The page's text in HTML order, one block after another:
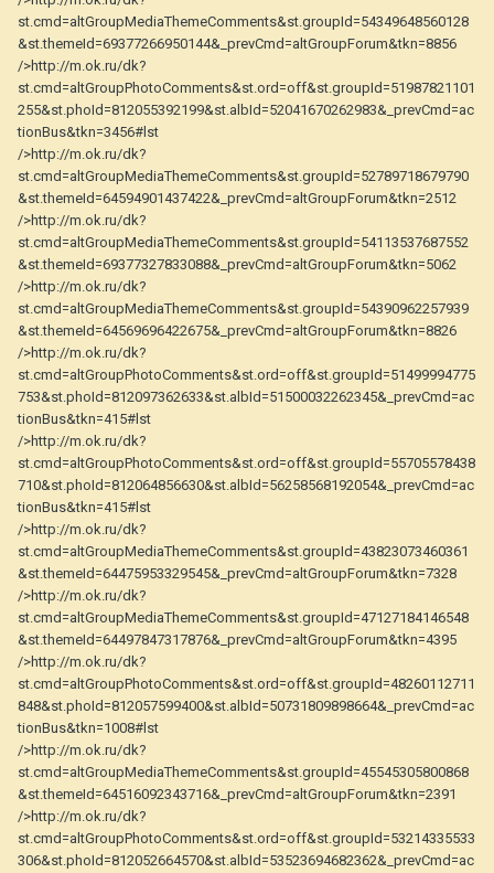
st.cmd=altGroupMediaThemeComments&st.groupId=54349648560128
&st.themeId=69377266950144&_prevCmd=altGroupForum&tkn=8856
/>http://m.ok.ru/dk?
st.cmd=altGroupPhotoComments&st.ord=off&st.groupId=51987821101
255&st.phoId=812055392199&st.albId=52041670262983&_prevCmd=ac
tionBus&tkn=3456#lst
/>http://m.ok.ru/dk?
st.cmd=altGroupMediaThemeComments&st.groupId=52789718679790
&st.themeId=64594901437422&_prevCmd=altGroupForum&tkn=2512
/>http://m.ok.ru/dk?
st.cmd=altGroupMediaThemeComments&st.groupId=54113537687552
&st.themeId=69377327833088&_prevCmd=altGroupForum&tkn=5062
/>http://m.ok.ru/dk?
st.cmd=altGroupMediaThemeComments&st.groupId=54390962257939
&st.themeId=64569696422675&_prevCmd=altGroupForum&tkn=8826
/>http://m.ok.ru/dk?
st.cmd=altGroupPhotoComments&st.ord=off&st.groupId=51499994775
753&st.phoId=812097362633&st.albId=51500032262345&_prevCmd=ac
tionBus&tkn=415#lst
/>http://m.ok.ru/dk?
st.cmd=altGroupPhotoComments&st.ord=off&st.groupId=55705578438
710&st.phoId=812064856630&st.albId=56258568192054&_prevCmd=ac
tionBus&tkn=415#lst
/>http://m.ok.ru/dk?
st.cmd=altGroupMediaThemeComments&st.groupId=43823073460361
&st.themeId=64475953329545&_prevCmd=altGroupForum&tkn=7328
/>http://m.ok.ru/dk?
st.cmd=altGroupMediaThemeComments&st.groupId=47127184146548
&st.themeId=64497847317876&_prevCmd=altGroupForum&tkn=4395
/>http://m.ok.ru/dk?
st.cmd=altGroupPhotoComments&st.ord=off&st.groupId=48260112711
848&st.phoId=812057599400&st.albId=50731809898664&_prevCmd=ac
tionBus&tkn=1008#lst
/>http://m.ok.ru/dk?
st.cmd=altGroupMediaThemeComments&st.groupId=45545305800868
&st.themeId=64516092343716&_prevCmd=altGroupForum&tkn=2391
/>http://m.ok.ru/dk?
st.cmd=altGroupPhotoComments&st.ord=off&st.groupId=53214335533
306&st.phoId=812052664570&st.albId=53523694682362&_prevCmd=ac